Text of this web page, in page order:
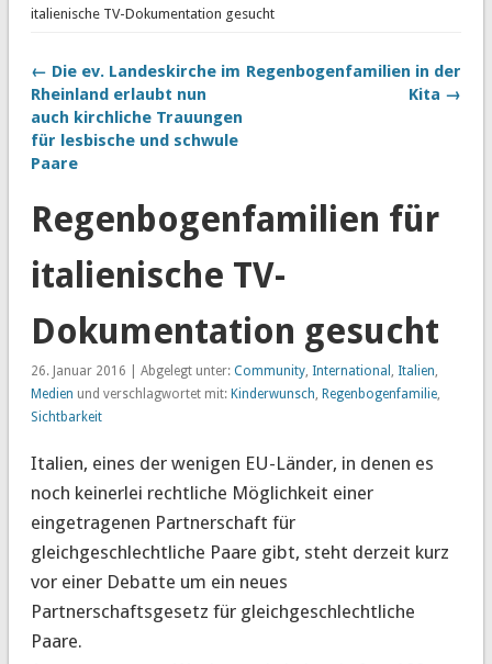
italienische TV-Dokumentation gesucht
← Die ev. Landeskirche im
Rheinland erlaubt nun
auch kirchliche Trauungen
für lesbische und schwule
Paare
Regenbogenfamilien in der
Kita →
Regenbogenfamilien für
italienische TV-
Dokumentation gesucht
26. Januar 2016 | Abgelegt unter: Community, International Italien
Medien und verschlagwortet mit: Kinderwunsch Regenbogenfamilie,
Sichtbarkeit
Italien, eines der wenigen EU-Länder, in denen es
noch keinerlei rechtliche Möglichkeit einer
eingetragenen Partnerschaft für
gleichgeschlechtliche Paare gibt, steht derzeit kurz
vor einer Debatte um ein neues
Partnerschaftsgesetz für gleichgeschlechtliche
Paare.